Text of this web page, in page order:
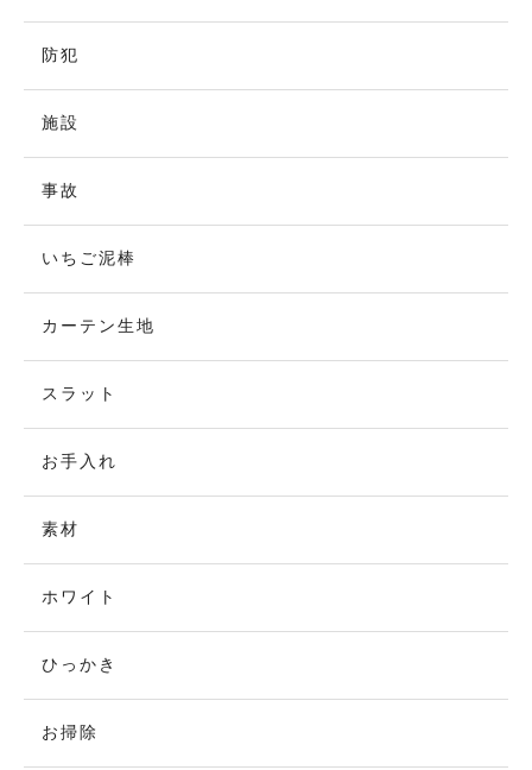
防犯
施設
事故
いちご泥棒
カーテン生地
スラット
お手入れ
素材
ホワイト
ひっかき
お掃除